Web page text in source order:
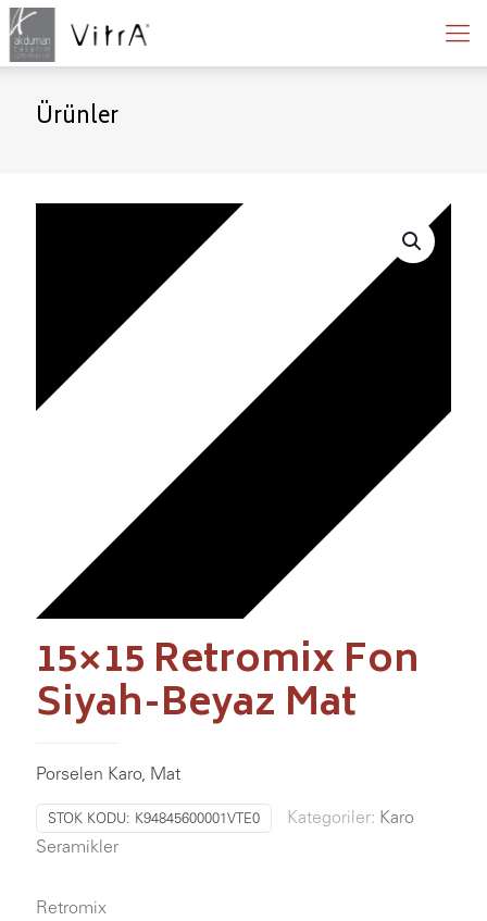
Ürünler
15×15 Retromix Fon
Siyah-Beyaz Mat
Porselen Karo, Mat
STOK KODU: K94845600001VTE0 Kategoriler: Karo
Seramikler
Retromix